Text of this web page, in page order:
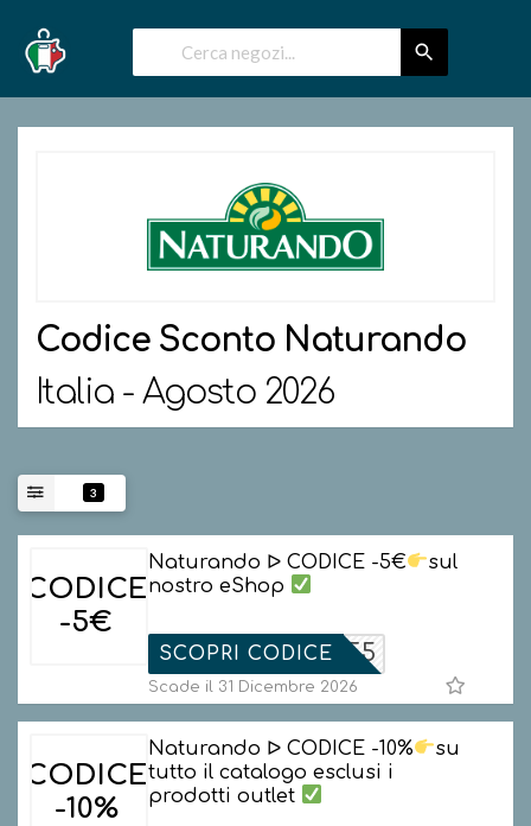
Codice Sconto Naturando
Italia - Agosto 2026
3
CODICE
-5€
Naturando ᐅ CODICE -5€
sul
nostro eShop
WELCOME5
SCOPRI CODICE
Scade il 31 Dicembre 2026
CODICE
-10%
Naturando ᐅ CODICE -10%
su
tutto il catalogo esclusi i
prodotti outlet